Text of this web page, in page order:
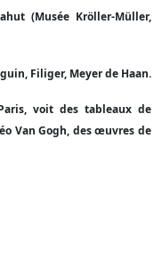
(Musée Kröller-Müller,
Filiger, Meyer de Haan.
voit des tableaux de
Van Gogh, des œuvres de